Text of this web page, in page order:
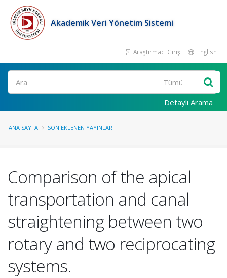
Akademik Veri Yönetim Sistemi
Araştırmacı Girişi English
Ara
Detaylı Arama
ANA SAYFA SON EKLENEN YAYINLAR
Comparison of the apical
transportation and canal
straightening between two
rotary and two reciprocating
systems.